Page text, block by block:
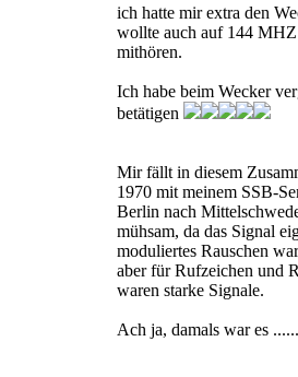
ich hatte mir extra den
wollte auch auf 144
mithören.
Ich habe beim Wecker
betätigen
Mir fällt in diesem
1970 mit meinem SSB-
Berlin nach
mühsam, da das Signal
moduliertes Rauschen
aber für Rufzeichen und
waren starke Signale.
Ach ja, damals war es